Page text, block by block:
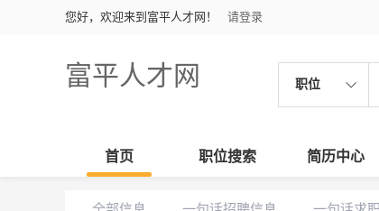
您好，欢迎来到富平人才网！ 请登录
富平人才网 职位
首页 职位搜索 简历中心